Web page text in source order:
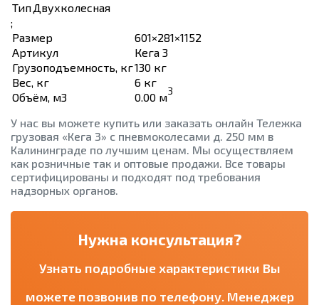
ТипДвухколесная
;
Размер
601×281×1152
Артикул
Кега 3
Грузоподъемность, кг130 кг
Вес, кг
6 кг
Объём, м3
0.00 м3
У нас вы можете купить или заказать онлайн Тележка
грузовая «Кега 3» с пневмоколесами д. 250 мм в
Калининграде по лучшим ценам. Мы осуществляем
как розничные так и оптовые продажи. Все товары
сертифицированы и подходят под требования
надзорных органов.
Нужна консультация?
Узнать подробные характеристики Вы
можете позвонив по телефону. Менеджер